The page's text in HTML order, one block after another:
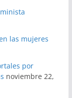
las mujeres
por
noviembre 22,